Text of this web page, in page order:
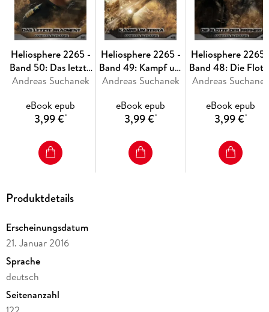
Heliosphere 2265 -
Band 50: Das letzte
Fragment
Andreas Suchanek
eBook epub
3,99 €*
Heliosphere 2265 -
Band 49: Kampf um
Terra
Andreas Suchanek
eBook epub
3,99 €*
Heliosphere 2265
Band 48: Die
der Freiheit
Andreas Suchanek
eBook epub
3,99 €*
Produktdetails
Erscheinungsdatum
21. Januar 2016
Sprache
deutsch
Seitenanzahl